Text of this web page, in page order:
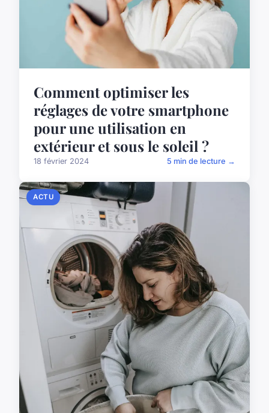
Comment optimiser les
réglages de votre smartphone
pour une utilisation en
extérieur et sous le soleil ?
18 février 2024 5 min de lecture →
ACTU